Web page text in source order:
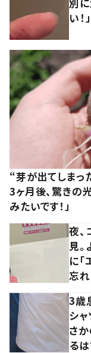
い！
“芽が出てしま
3ヶ月後、驚きの
みたいです！」
夜
見
に「
忘れ
3歳
シ
さ
るは